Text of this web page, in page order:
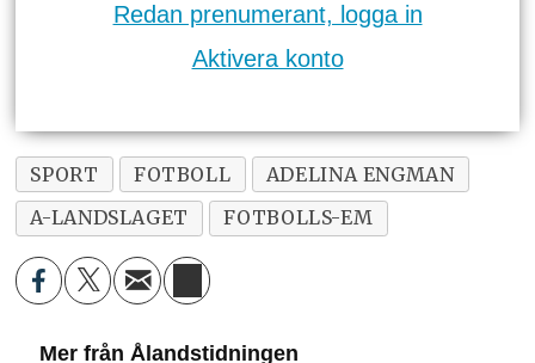
Redan prenumerant, logga in
Aktivera konto
SPORT FOTBOLL
ADELINA ENGMAN
A-LANDSLAGET
FOTBOLLS-EM